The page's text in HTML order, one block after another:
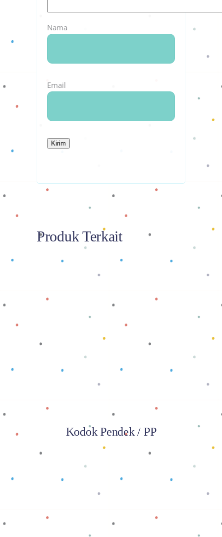
Nama
Email
Produk Terkait
Baca selengkapnya
Kodok Pendek / PP
Baca selengkapnya